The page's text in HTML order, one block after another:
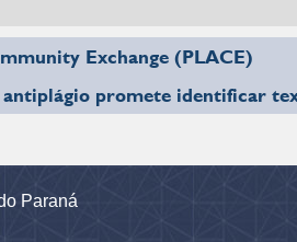
Exchange (PLACE)
promete identificar
Paraná